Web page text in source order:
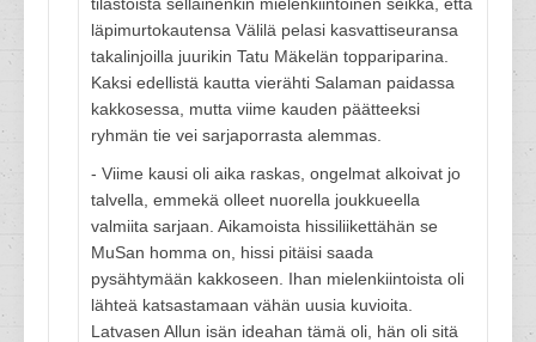
läpimurtokautensa Välilä pelasi kasvattiseuransa
takalinjoilla juurikin Tatu Mäkelän toppariparina.
Kaksi edellistä kautta vierähti Salaman paidassa
kakkosessa, mutta viime kauden päätteeksi
ryhmän tie vei sarjaporrasta alemmas.
- Viime kausi oli aika raskas, ongelmat alkoivat jo
talvella, emmekä olleet nuorella joukkueella
valmiita sarjaan. Aikamoista hissiliikettähän se
MuSan homma on, hissi pitäisi saada
pysähtymään kakkoseen. Ihan mielenkiintoista oli
lähteä katsastamaan vähän uusia kuvioita.
Latvasen Allun isän ideahan tämä oli, hän oli sitä